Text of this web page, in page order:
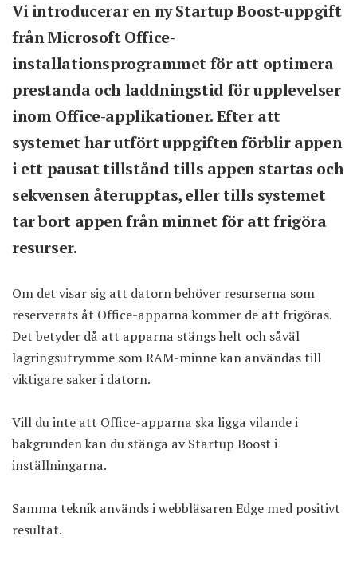
Vi introducerar en ny Startup Boost-uppgift
från Microsoft Office-
installationsprogrammet för att optimera
prestanda och laddningstid för upplevelser
inom Office-applikationer. Efter att
systemet har utfört uppgiften förblir appen
i ett pausat tillstånd tills appen startas och
sekvensen återupptas, eller tills systemet
tar bort appen från minnet för att frigöra
resurser.
Om det visar sig att datorn behöver resurserna som
reserverats åt Office-apparna kommer de att frigöras.
Det betyder då att apparna stängs helt och såväl
lagringsutrymme som RAM-minne kan användas till
viktigare saker i datorn.
Vill du inte att Office-apparna ska ligga vilande i
bakgrunden kan du stänga av Startup Boost i
inställningarna.
Samma teknik används i webbläsaren Edge med positivt
resultat.